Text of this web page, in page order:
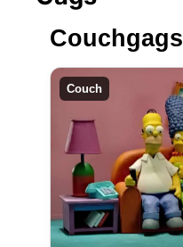
Couchgags
Couch